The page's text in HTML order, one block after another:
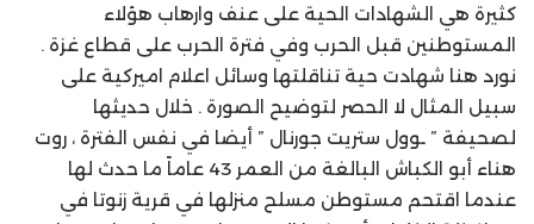
كثيرة هي الشهادات الحية على عنف وارهاب هؤلاء
المستوطنين قبل الحرب وفي فترة الحرب على قطاع غزة .
نورد هنا شهادت حية تناقلتها وسائل اعلام اميركية على
سبيل المثال لا الحصر لتوضيح الصورة . خلال حديثها
لصحيفة ” ـوول ستريت جورنال ” أيضا في نفس الفترة ، روت
هناء أبو الكباش البالغة من العمر 43 عاماً ما حدث لها
عندما اقتحم مستوطن مسلح منزلها في قرية زنوتا في